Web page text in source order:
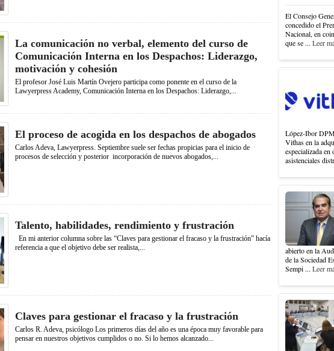
La comunicación no verbal, elemento del curso de
Comunicación Interna en los Despachos: Liderazgo,
motivación y cohesión
El profesor José Luis Martín Ovejero participa como ponente en el curso de la
Lawyerpress Academy, Comunicación Interna en los Despachos: Liderazgo,...
El proceso de acogida en los despachos de abogados
Carlos Adeva, Lawyerpress. Septiembre suele ser fechas propicias para el inicio de
procesos de selección y posterior incorporación de nuevos abogados,...
Talento, habilidades, rendimiento y frustración
En mi anterior columna sobre las “Claves para gestionar el fracaso y la frustración” hacía
referencia a que el objetivo debe ser realista,...
Claves para gestionar el fracaso y la frustración
Carlos R. Adeva, psicólogo Los primeros días del año es una época muy favorable para
pensar en nuestros objetivos cumplidos o no. Si lo hemos alcanzado...
El Consejo
concedido el
Nacional, en
que se ... Leer
López-Ibor
Vithas en la
especializada
asistenciales
abierto en la
de la Sociedad
Sempi ... Leer